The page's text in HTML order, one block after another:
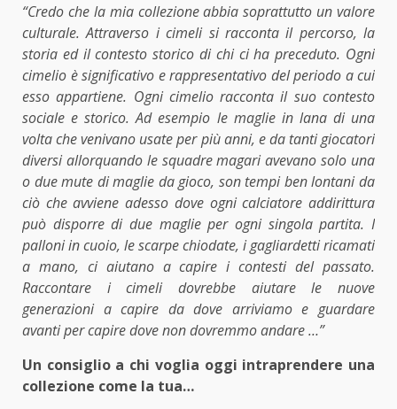
“Credo che la mia collezione abbia soprattutto un valore
culturale. Attraverso i cimeli si racconta il percorso, la
storia ed il contesto storico di chi ci ha preceduto. Ogni
cimelio è significativo e rappresentativo del periodo a cui
esso appartiene. Ogni cimelio racconta il suo contesto
sociale e storico. Ad esempio le maglie in lana di una
volta che venivano usate per più anni, e da tanti giocatori
diversi allorquando le squadre magari avevano solo una
o due mute di maglie da gioco, son tempi ben lontani da
ciò che avviene adesso dove ogni calciatore addirittura
può disporre di due maglie per ogni singola partita. I
palloni in cuoio, le scarpe chiodate, i gagliardetti ricamati
a mano, ci aiutano a capire i contesti del passato.
Raccontare i cimeli dovrebbe aiutare le nuove
generazioni a capire da dove arriviamo e guardare
avanti per capire dove non dovremmo andare …”
Un consiglio a chi voglia oggi intraprendere una
collezione come la tua…